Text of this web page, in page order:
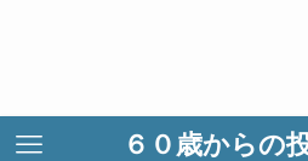
６０歳からの